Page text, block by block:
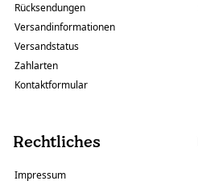
Rücksendungen
Versandinformationen
Versandstatus
Zahlarten
Kontaktformular
Rechtliches
Impressum